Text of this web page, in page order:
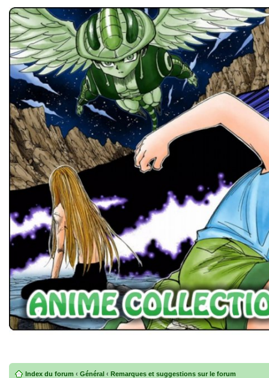
Index du forum ‹ Général ‹ Remarques et suggestions sur le forum